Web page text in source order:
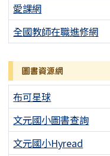
愛課網
全國教師在職進修網
圖書資源網
布可星球
文元國小圖書查詢
文元國小Hyread